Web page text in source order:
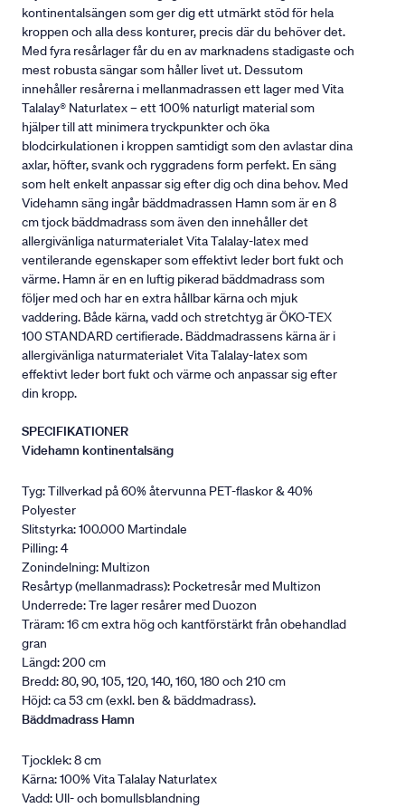
kontinentalsängen som ger dig ett utmärkt stöd för hela
kroppen och alla dess konturer, precis där du behöver det.
Med fyra resårlager får du en av marknadens stadigaste och
mest robusta sängar som håller livet ut. Dessutom
innehåller resårerna i mellanmadrassen ett lager med Vita
Talalay® Naturlatex – ett 100% naturligt material som
hjälper till att minimera tryckpunkter och öka
blodcirkulationen i kroppen samtidigt som den avlastar dina
axlar, höfter, svank och ryggradens form perfekt. En säng
som helt enkelt anpassar sig efter dig och dina behov. Med
Videhamn säng ingår bäddmadrassen Hamn som är en 8
cm tjock bäddmadrass som även den innehåller det
allergivänliga naturmaterialet Vita Talalay-latex med
ventilerande egenskaper som effektivt leder bort fukt och
värme. Hamn är en en luftig pikerad bäddmadrass som
följer med och har en extra hållbar kärna och mjuk
vaddering. Både kärna, vadd och stretchtyg är ÖKO-TEX
100 STANDARD certifierade. Bäddmadrassens kärna är i
allergivänliga naturmaterialet Vita Talalay-latex som
effektivt leder bort fukt och värme och anpassar sig efter
din kropp.
SPECIFIKATIONER
Videhamn kontinentalsäng
Tyg: Tillverkad på 60% återvunna PET-flaskor & 40%
Polyester
Slitstyrka: 100.000 Martindale
Pilling: 4
Zonindelning: Multizon
Resårtyp (mellanmadrass): Pocketresår med Multizon
Underrede: Tre lager resårer med Duozon
Träram: 16 cm extra hög och kantförstärkt från obehandlad
gran
Längd: 200 cm
Bredd: 80, 90, 105, 120, 140, 160, 180 och 210 cm
Höjd: ca 53 cm (exkl. ben & bäddmadrass).
Bäddmadrass Hamn
Tjocklek: 8 cm
Kärna: 100% Vita Talalay Naturlatex
Vadd: Ull- och bomullsblandning